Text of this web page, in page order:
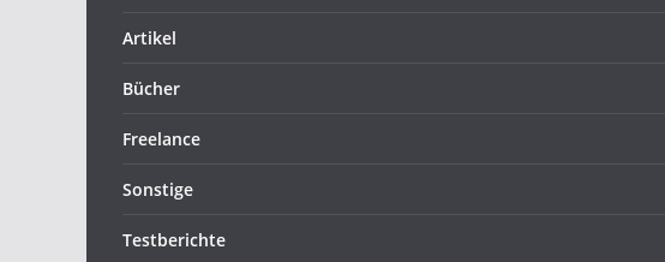
Artikel
Bücher
Freelance
Sonstige
Testberichte